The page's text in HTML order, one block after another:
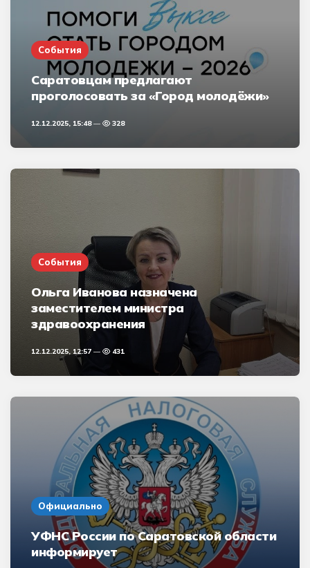
События
Саратовцам предлагают
проголосовать за «Город молодёжи»
12.12.2025, 15:48 328
События
Ольга Иванова назначена
заместителем министра
здравоохранения
12.12.2025, 12:57 431
Официально
УФНС России по Саратовской области
информирует